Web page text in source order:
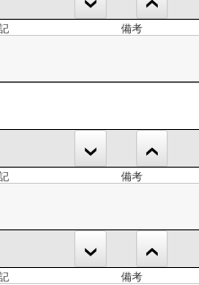
備考
備考
備考